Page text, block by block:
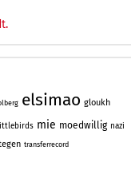
elsimao gloukh
mie moedwillig nazi
transferrecord